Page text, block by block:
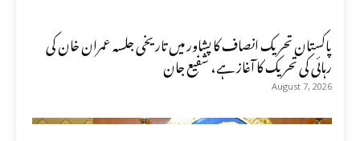
پاکستان تحریک انصاف کا پشاور میں تاریخی جلسہ عمران خان کی
رہائی کی تحریک کا آغاز ہے، شفیع جان
August 7, 2026